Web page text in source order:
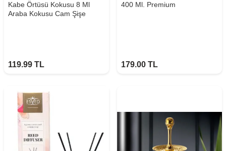
Kabe Örtüsü Kokusu 8 Ml
Araba Kokusu Cam Şişe
119.99 TL
400 Ml. Premium
179.00 TL